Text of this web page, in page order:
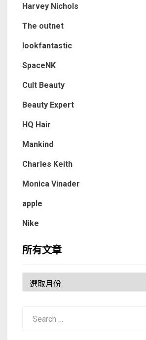
Harvey Nichols
The outnet
lookfantastic
SpaceNK
Cult Beauty
Beauty Expert
HQ Hair
Mankind
Charles Keith
Monica Vinader
apple
Nike
所有文章
有